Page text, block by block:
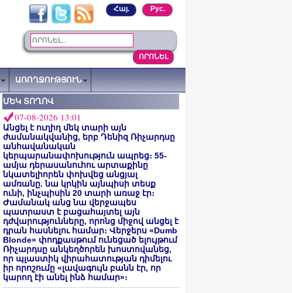
Рус.
Հայ.
ԱՌՈՂՋՈՒԹՅՈՒՆ
ՄԵԿ ՏՈՂՈՎ
07-08-2026 13:01
Անցել է ուղիղ մեկ տարի այն
ժամանակվանից, երբ Դենիզ Ռիչարդսը
անհավանական
կերպարանափոխություն ապրեց։ 55-
ամյա դերասանուհու արտաքինը
նկատելիորեն փոխվեց անցյալ
ամռանը. նա կրկին այնպիսի տեսք
ունի, ինչպիսին 20 տարի առաջ էր։
Ժամանակ անց նա վերջապես
պատրաստ է բացահայտել այն
դժվարությունները, որոնց միջով անցել է
դրան հասնելու համար։ Վերջերս «Dumb
Blonde» փոդքասթում ունեցած ելույթում
Ռիչարդսը անկեղծորեն խոստովանեց,
որ պլաստիկ վիրահատության դիմելու
իր որոշումը «լավագույն բանն էր, որ
կարող էի անել ինձ համար»։